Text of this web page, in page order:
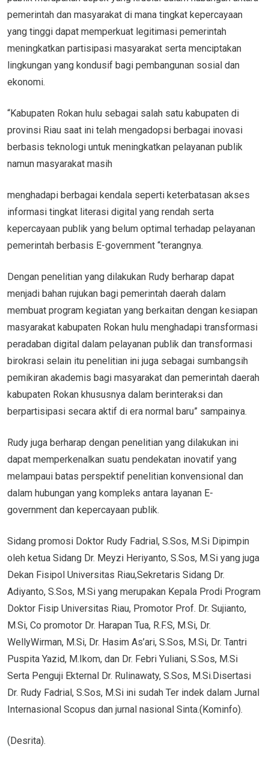
pemerintah dan masyarakat di mana tingkat kepercayaan
yang tinggi dapat memperkuat legitimasi pemerintah
meningkatkan partisipasi masyarakat serta menciptakan
lingkungan yang kondusif bagi pembangunan sosial dan
ekonomi.
“Kabupaten Rokan hulu sebagai salah satu kabupaten di
provinsi Riau saat ini telah mengadopsi berbagai inovasi
berbasis teknologi untuk meningkatkan pelayanan publik
namun masyarakat masih
menghadapi berbagai kendala seperti keterbatasan akses
informasi tingkat literasi digital yang rendah serta
kepercayaan publik yang belum optimal terhadap pelayanan
pemerintah berbasis E-government “terangnya.
Dengan penelitian yang dilakukan Rudy berharap dapat
menjadi bahan rujukan bagi pemerintah daerah dalam
membuat program kegiatan yang berkaitan dengan kesiapan
masyarakat kabupaten Rokan hulu menghadapi transformasi
peradaban digital dalam pelayanan publik dan transformasi
birokrasi selain itu penelitian ini juga sebagai sumbangsih
pemikiran akademis bagi masyarakat dan pemerintah daerah
kabupaten Rokan khususnya dalam berinteraksi dan
berpartisipasi secara aktif di era normal baru” sampainya.
Rudy juga berharap dengan penelitian yang dilakukan ini
dapat memperkenalkan suatu pendekatan inovatif yang
melampaui batas perspektif penelitian konvensional dan
dalam hubungan yang kompleks antara layanan E-
government dan kepercayaan publik.
Sidang promosi Doktor Rudy Fadrial, S.Sos, M.Si Dipimpin
oleh ketua Sidang Dr. Meyzi Heriyanto, S.Sos, M.Si yang juga
Dekan Fisipol Universitas Riau,Sekretaris Sidang Dr.
Adiyanto, S.Sos, M.Si yang merupakan Kepala Prodi Program
Doktor Fisip Universitas Riau, Promotor Prof. Dr. Sujianto,
M.Si, Co promotor Dr. Harapan Tua, R.F.S, M.Si, Dr.
WellyWirman, M.Si, Dr. Hasim As’ari, S.Sos, M.Si, Dr. Tantri
Puspita Yazid, M.Ikom, dan Dr. Febri Yuliani, S.Sos, M.Si
Serta Penguji Ekternal Dr. Rulinawaty, S.Sos, M.Si.Disertasi
Dr. Rudy Fadrial, S.Sos, M.Si ini sudah Ter indek dalam Jurnal
Internasional Scopus dan jurnal nasional Sinta.(Kominfo).
(Desrita).